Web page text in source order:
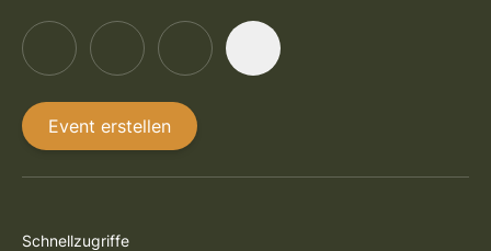
Event erstellen
Schnellzugriffe